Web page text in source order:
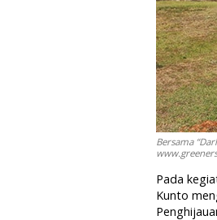
Bersama
Pada
Kunto